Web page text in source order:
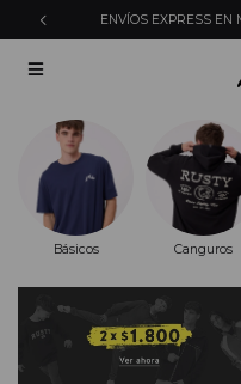
ENVÍOS EXPRESS EN

Básicos Canguros